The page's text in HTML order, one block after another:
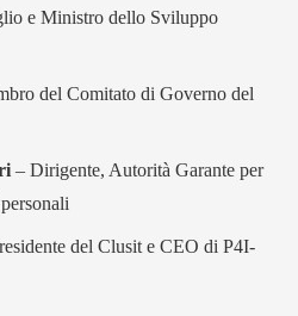
e Ministro dello Sviluppo
del Comitato di Governo del
– Dirigente, Autorità Garante per
del Clusit e CEO di P4I-